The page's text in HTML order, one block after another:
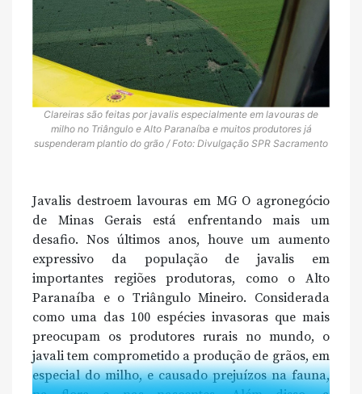
Clareiras são feitas por javalis especialmente em lavouras de
milho no Triângulo e Alto Paranaíba e muitos produtores já
suspenderam plantio do grão / Foto: Divulgação SPR Sacramento
Javalis destroem lavouras em MG O agronegócio
de Minas Gerais está enfrentando mais um
desafio. Nos últimos anos, houve um aumento
expressivo da população de javalis em
importantes regiões produtoras, como o Alto
Paranaíba e o Triângulo Mineiro. Considerada
como uma das 100 espécies invasoras que mais
preocupam os produtores rurais no mundo, o
javali tem comprometido a produção de grãos, em
especial do milho, e causado prejuízos na fauna,